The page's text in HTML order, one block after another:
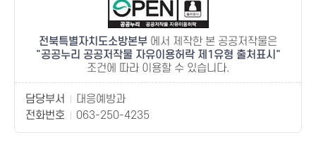
전북특별자치도소방본부 에서 제작한 본 공공저작물은
공공누리 공공저작물 자유이용허락 제1유형 출처표시
조건에 따라 이용할 수 있습니다.
담당부서
대응예방과
전화번호
063-250-4235